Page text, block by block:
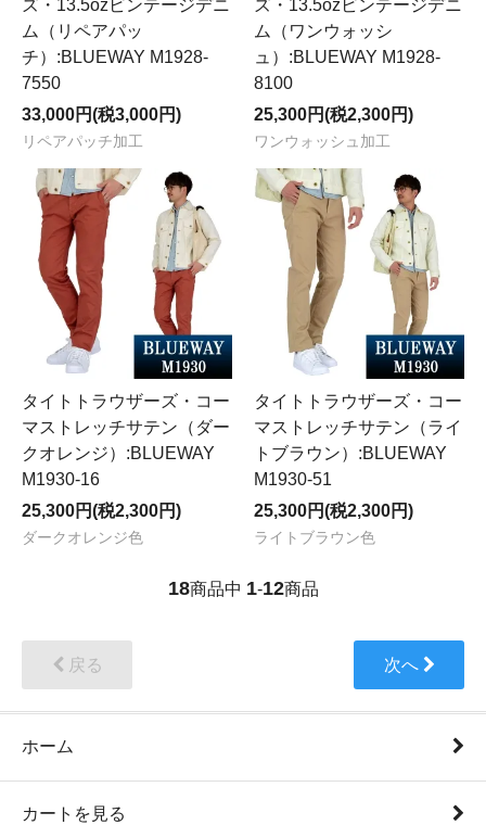
ズ・13.5ozビンテージデニ
ム（リペアパッ
チ）:BLUEWAY M1928-
7550
33,000円(税3,000円)
リペアパッチ加工
ズ・13.5ozビンテージデニ
ム（ワンウォッシ
ュ）:BLUEWAY M1928-
8100
25,300円(税2,300円)
ワンウォッシュ加工
タイトトラウザーズ・コー
マストレッチサテン（ダー
クオレンジ）:BLUEWAY
M1930-16
25,300円(税2,300円)
ダークオレンジ色
タイトトラウザーズ・コー
マストレッチサテン（ライ
トブラウン）:BLUEWAY
M1930-51
25,300円(税2,300円)
ライトブラウン色
18商品中 1-12商品
戻る 次へ
ホーム
カートを見る